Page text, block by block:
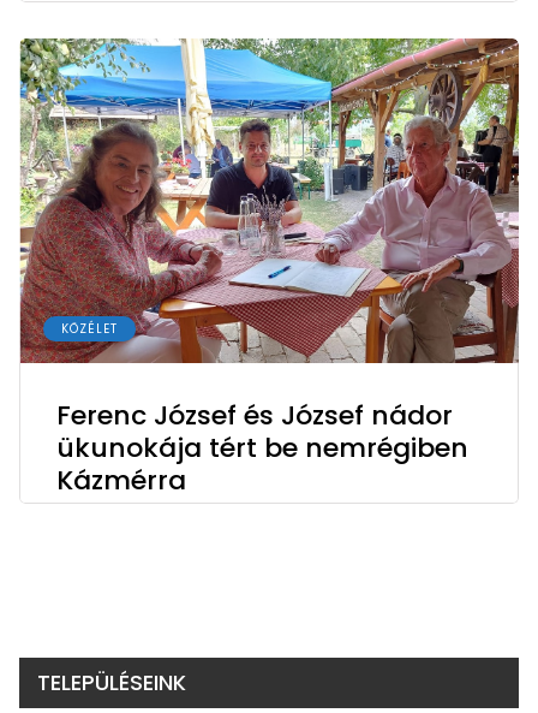
KÖZÉLET
Ferenc József és József nádor
ükunokája tért be nemrégiben
Kázmérra
TELEPÜLÉSEINK